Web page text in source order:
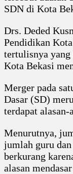
SDN di Kota
Drs. Deded
Pendidikan
tertulisnya yang
Kota Bekasi
Merger pada
Dasar (SD)
terdapat alasan-
Menurutnya,
jumlah guru
berkurang
alasan